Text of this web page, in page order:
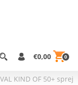
€0,00 0
KIND OF 50+ sprej